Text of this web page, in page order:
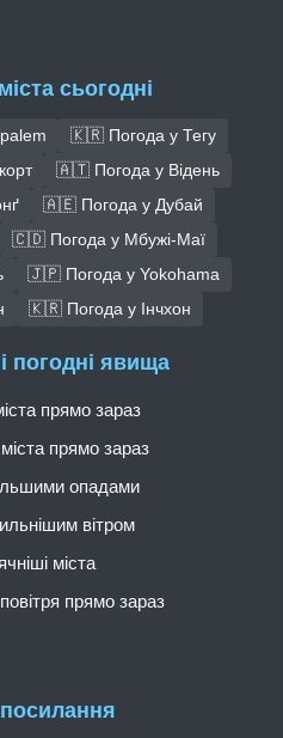
сьогодні
🇰🇷 Погода у Тегу
🇦🇹 Погода у Відень
🇦🇪 Погода у Дубай
🇨🇩 Погода у Мбужі-Маї
🇯🇵 Погода у Yokohama
🇰🇷 Погода у Інчхон
погодні явища
прямо зараз
прямо зараз
опадами
вітром
міста
прямо зараз